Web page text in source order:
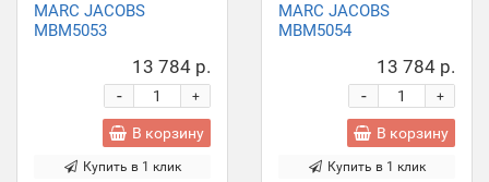
MARC JACOBS
MBM5053
13 784 р.
+
-
В корзину
Купить в 1 клик
MARC JACOBS
MBM5054
13 784 р.
+
-
В корзину
Купить в 1 клик